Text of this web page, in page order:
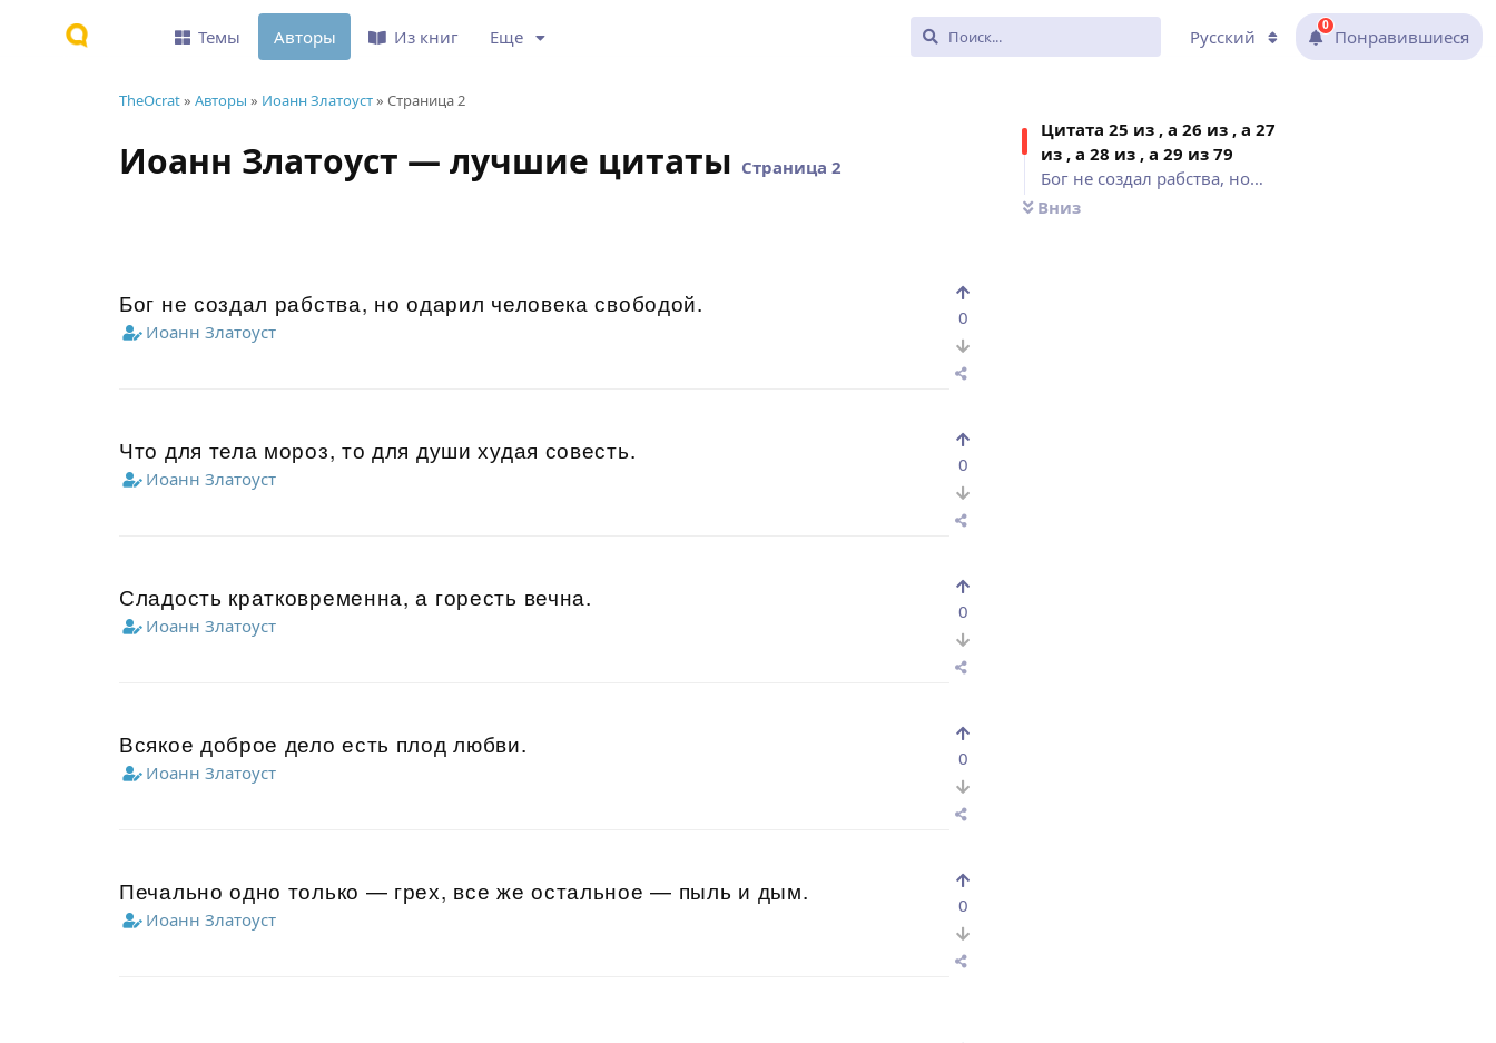
TheOcrat» Авторы » Иоанн Златоуст» Страница 2
Иоанн Златоуст — лучшие цитаты Страница 2
Бог не создал рабства, но одарил человека свободой.
Иоанн Златоуст
0
Что для тела мороз, то для души худая совесть.
Иоанн Златоуст
0
Сладость кратковременна, а горесть вечна.
Иоанн Златоуст
0
Всякое доброе дело есть плод любви.
Иоанн Златоуст
0
Печально одно только — грех, все же остальное — пыль и дым.
Иоанн Златоуст
0
Цитата 25 из , а 26 из , а 27
из , а 28 из , а 29 из 79
Бог не создал рабства, но..., Что для тела мороз, то..., Сладость кратковременна, а горесть вечна......., Всякое доброе дело есть плод..., Печально одно только — грех,...
Вниз
Темы Авторы Из книг Еще Русский
0
Понравившиеся